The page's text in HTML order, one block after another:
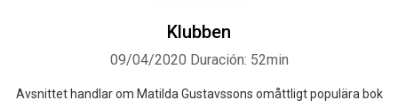
Klubben
09/04/2020 Duración: 52min
Avsnittet handlar om Matilda Gustavssons omåttligt populära bok